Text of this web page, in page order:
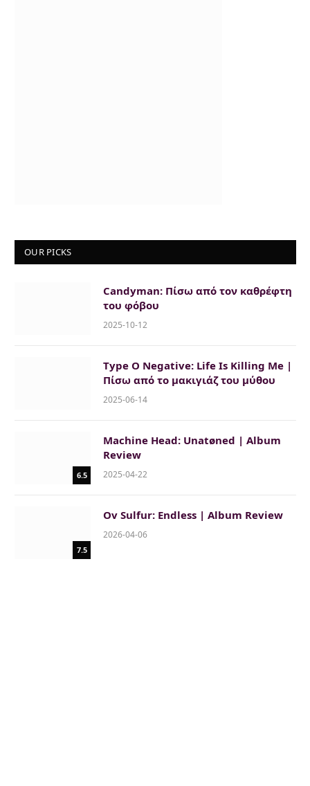
OUR PICKS
Candyman: Πίσω από τον καθρέφτη
του φόβου
2025-10-12
Type O Negative: Life Is Killing Me |
Πίσω από το μακιγιάζ του μύθου
2025-06-14
6.5
Machine Head: Unatøned | Album
Review
2025-04-22
7.5
Ov Sulfur: Endless | Album Review
2026-04-06